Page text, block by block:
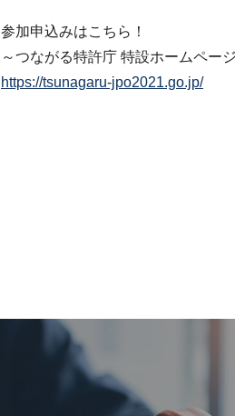
参加申込みはこちら！
～つながる特許庁 特設ホームペー
https://tsunagaru-jpo2021.go.jp/